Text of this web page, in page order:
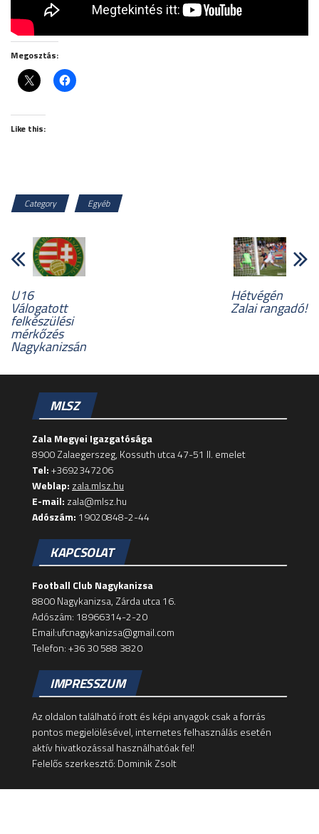
Megosztás:
Like this:
Category Egyéb
U16
Válogatott
felkészülési
mérkőzés
Nagykanizsán
Hétvégén
Zalai rangadó!
MLSZ
Zala Megyei Igazgatósága
8900 Zalaegerszeg, Kossuth utca 47-51 II. emelet
Tel:+3692347206
Weblap: zala.mlsz.hu
E-mail: zala@mlsz.hu
Adószám: 19020848-2-44
KAPCSOLAT
Football Club Nagykanizsa
8800 Nagykanizsa, Zárda utca 16.
Adószám: 18966314-2-20
Email:ufcnagykanizsa@gmail.com
Telefon: +36 30 588 3820
IMPRESSZUM
Az oldalon található írott és képi anyagok csak a forrás
pontos megjelölésével, internetes felhasználás esetén
aktív hivatkozással használhatóak fel!
Felelős szerkesztő: Dominik Zsolt